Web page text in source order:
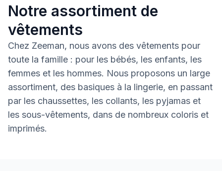
Notre assortiment de
vêtements
Chez Zeeman, nous avons des vêtements pour
toute la famille : pour les bébés, les enfants, les
femmes et les hommes. Nous proposons un large
assortiment, des basiques à la lingerie, en passant
par les chaussettes, les collants, les pyjamas et
les sous-vêtements, dans de nombreux coloris et
imprimés.